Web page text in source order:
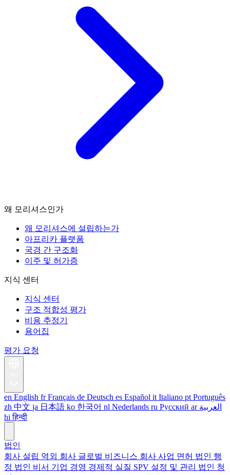
왜 모리셔스인가
왜 모리셔스에 설립하는가
아프리카 플랫폼
국경 간 구조화
이주 및 허가증
지식 센터
지식 센터
구조 적합성 평가
비용 추정기
용어집
평가 요청
en English fr Français de Deutsch es Español it Italiano pt Português
zh 中文 ja 日本語 ko 한국어 nl Nederlands ru Русский ar العربية
hi हिन्दी
법인
회사 설립 역외 회사 글로벌 비즈니스 회사 사업 면허 법인 행
정 법인 비서 기업 경영 경제적 실질 SPV 설정 및 관리 법인 청